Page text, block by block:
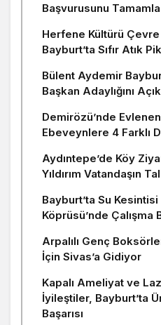
Başvurusunu
Herfene Kültürü
Bayburt’ta Sıfır Atık
Bülent Aydemir
Başkan Adaylığını
Demirözü’nde
Ebeveynlere 4 Farklı
Aydıntepe’de Köy
Yıldırım Vatandaşın
Bayburt’ta Su
Köprüsü’nde Çalışma
Arpalılı Genç
İçin Sivas’a Gidiyor
Kapalı Ameliyat ve
İyileştiler, Bayburt’ta
Başarısı